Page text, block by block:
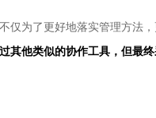
为了更好地落实管理方法
他类似的协作工具，但最